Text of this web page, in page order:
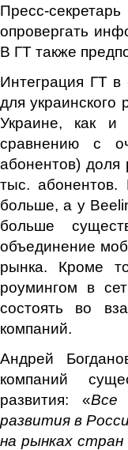
Пресс-
опровергать
В ГТ также
Интеграция ГТ в
для
Украине, как
сравнению с
абонентов) доля
тыс.
больше, а у
больше
объединение
рынка. Кроме
роумингом в
состоять во
компаний.
Андрей
компаний
развития: «Все
развития в
на рынках